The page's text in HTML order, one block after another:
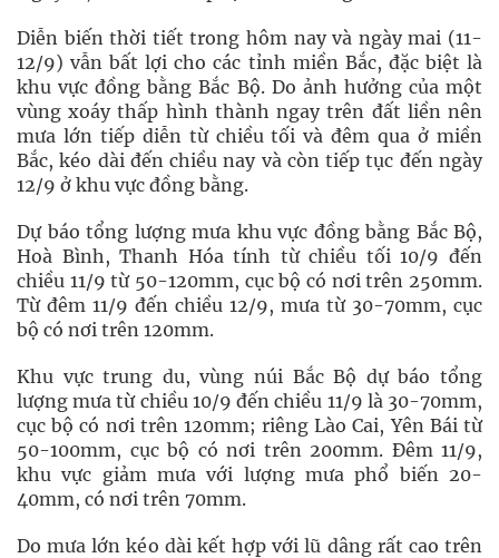
Diễn biến thời tiết trong hôm nay và ngày mai (11-
12/9) vẫn bất lợi cho các tỉnh miền Bắc, đặc biệt là
khu vực đồng bằng Bắc Bộ. Do ảnh hưởng của một
vùng xoáy thấp hình thành ngay trên đất liền nên
mưa lớn tiếp diễn từ chiều tối và đêm qua ở miền
Bắc, kéo dài đến chiều nay và còn tiếp tục đến ngày
12/9 ở khu vực đồng bằng.
Dự báo tổng lượng mưa khu vực đồng bằng Bắc Bộ,
Hoà Bình, Thanh Hóa tính từ chiều tối 10/9 đến
chiều 11/9 từ 50-120mm, cục bộ có nơi trên 250mm.
Từ đêm 11/9 đến chiều 12/9, mưa từ 30-70mm, cục
bộ có nơi trên 120mm.
Khu vực trung du, vùng núi Bắc Bộ dự báo tổng
lượng mưa từ chiều 10/9 đến chiều 11/9 là 30-70mm,
cục bộ có nơi trên 120mm; riêng Lào Cai, Yên Bái từ
50-100mm, cục bộ có nơi trên 200mm. Đêm 11/9,
khu vực giảm mưa với lượng mưa phổ biến 20-
40mm, có nơi trên 70mm.
Do mưa lớn kéo dài kết hợp với lũ dâng rất cao trên